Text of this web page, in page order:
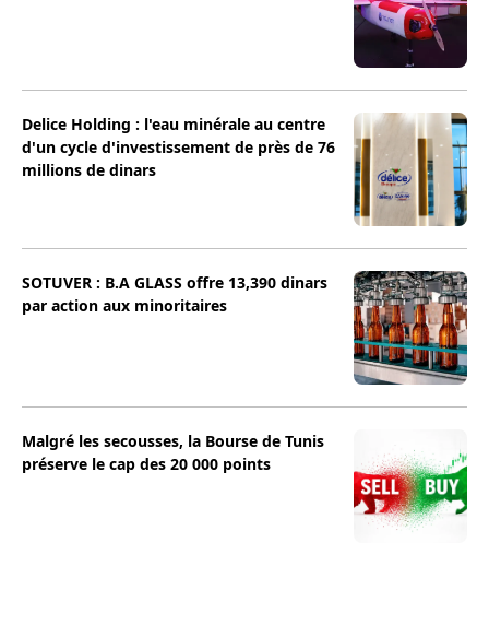
Delice Holding : l'eau minérale au centre
d'un cycle d'investissement de près de 76
millions de dinars
SOTUVER : B.A GLASS offre 13,390 dinars
par action aux minoritaires
Malgré les secousses, la Bourse de Tunis
préserve le cap des 20 000 points